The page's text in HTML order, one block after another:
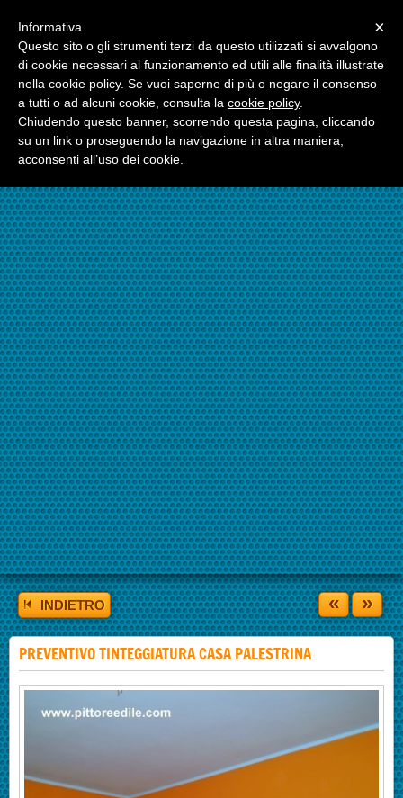
☎324.7403485
INDIETRO « »
PREVENTIVO TINTEGGIATURA CASA PALESTRINA
×
Informativa
Questo sito o gli strumenti terzi da questo utilizzati si avvalgono
di cookie necessari al funzionamento ed utili alle finalità illustrate
nella cookie policy. Se vuoi saperne di più o negare il consenso
a tutti o ad alcuni cookie, consulta la cookie policy.
Chiudendo questo banner, scorrendo questa pagina, cliccando
su un link o proseguendo la navigazione in altra maniera,
acconsenti all’uso dei cookie.